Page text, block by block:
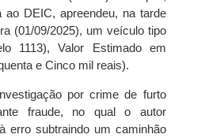
ao DEIC, apreendeu, na tarde
(01/09/2025), um veículo tipo
1113), Valor Estimado em
e Cinco mil reais).
por crime de furto
fraude, no qual o autor
erro subtraindo um caminhão